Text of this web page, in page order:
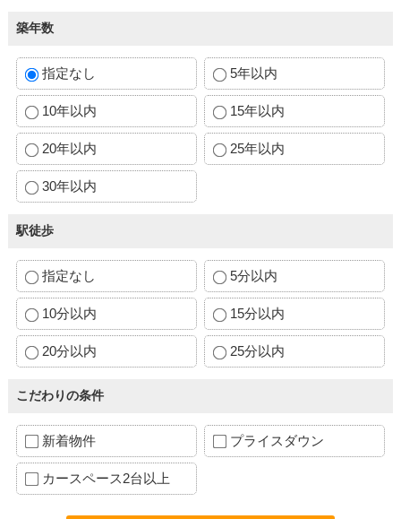
築年数
指定なし 5年以内
10年以内 15年以内
20年以内 25年以内
30年以内
駅徒歩
指定なし 5分以内
10分以内 15分以内
20分以内 25分以内
こだわりの条件
新着物件 プライスダウン
カースペース2台以上